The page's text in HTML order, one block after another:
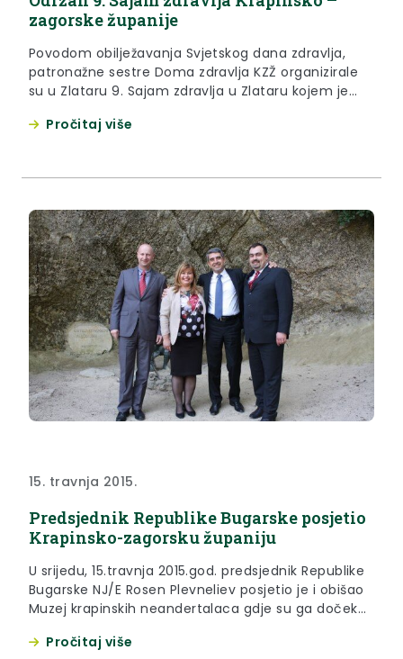
zagorske županije
Povodom obilježavanja Svjetskog dana zdravlja,
patronažne sestre Doma zdravlja KZŽ organizirale
su u Zlataru 9. Sajam zdravlja u Zlataru kojem je
djelatnosti Jasna Petek.
Pročitaj više
15. travnja 2015.
Predsjednik Republike Bugarske posjetio
Krapinsko-zagorsku županiju
U srijedu, 15.travnja 2015.god. predsjednik Republike
Bugarske NJ/E Rosen Plevneliev posjetio je i obišao
Muzej krapinskih neandertalaca gdje su ga dočekali
gradonačelnik Grada Krapine Zoran Gregurević i
Pročitaj više